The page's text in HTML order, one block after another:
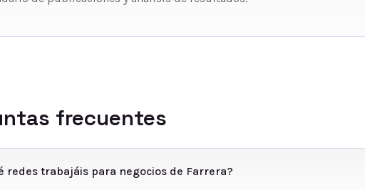
frecuentes
redes trabajáis para negocios de Farrera?